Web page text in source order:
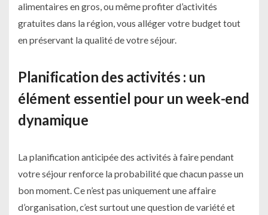
alimentaires en gros, ou même profiter d’activités
gratuites dans la région, vous alléger votre budget tout
en préservant la qualité de votre séjour.
Planification des activités : un
élément essentiel pour un week-end
dynamique
La planification anticipée des activités à faire pendant
votre séjour renforce la probabilité que chacun passe un
bon moment. Ce n’est pas uniquement une affaire
d’organisation, c’est surtout une question de variété et